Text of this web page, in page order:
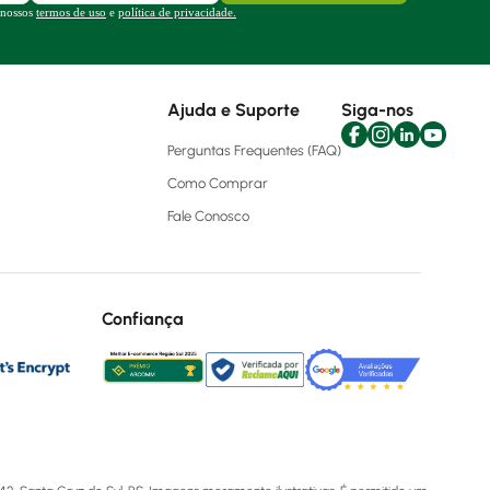
termos de uso e política de privacidade.
Ajuda e Suporte
Perguntas Frequentes (FAQ)
Como Comprar
Fale Conosco
Siga-nos
Confiança